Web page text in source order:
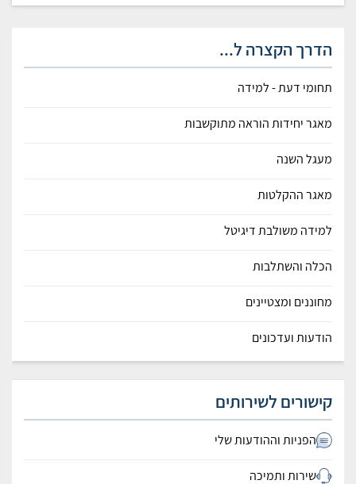
הדרך הקצרה ל...
תחומי דעת - למידה
מאגר יחידות הוראה מתוקשבות
מעגל השנה
מאגר ההקלטות
למידה משולבת דיגיטל
הכלה והשתלבות
מחוננים ומצטיינים
הודעות ועדכונים
קישורים לשירותים
הפניות וההודעות שלי
שירות ותמיכה